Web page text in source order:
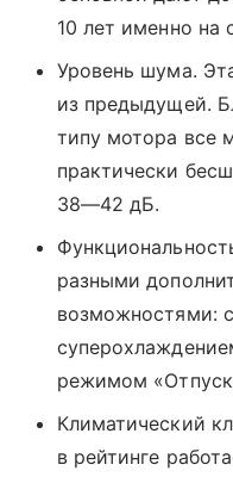
10 лет именно на
Уровень шума.
из предыдущей.
типу мотора все
практически
38—42 дБ.
разными
возможностями:
режимом
Климатический
в рейтинге